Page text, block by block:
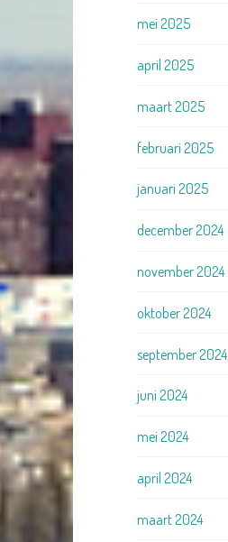
mei 2025
april 2025
maart 2025
februari 2025
januari 2025
december 2024
november 2024
oktober 2024
september 2024
juni 2024
mei 2024
april 2024
maart 2024